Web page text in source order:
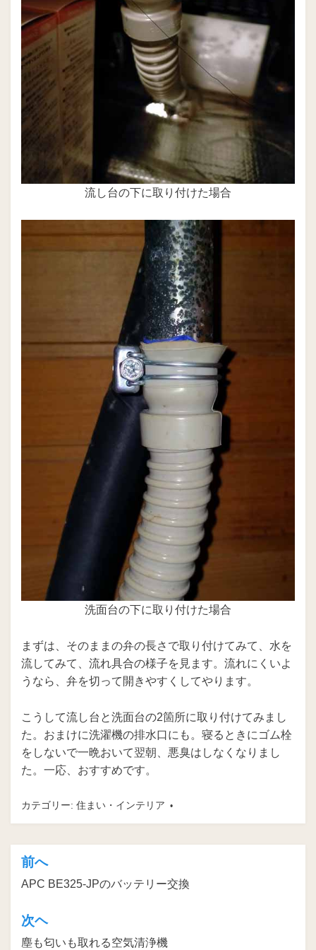
流し台の下に取り付けた場合
洗面台の下に取り付けた場合
まずは、そのままの弁の長さで取り付けてみて、水を
流してみて、流れ具合の様子を見ます。流れにくいよ
うなら、弁を切って開きやすくしてやります。
こうして流し台と洗面台の2箇所に取り付けてみまし
た。おまけに洗濯機の排水口にも。寝るときにゴム栓
をしないで一晩おいて翌朝、悪臭はしなくなりまし
た。一応、おすすめです。
カテゴリー: 住まい・インテリア
投
稿
ナ
ビ
前へ
APC BE325-JPのバッテリー交換
次ヘ
塵も匂いも取れる空気清浄機